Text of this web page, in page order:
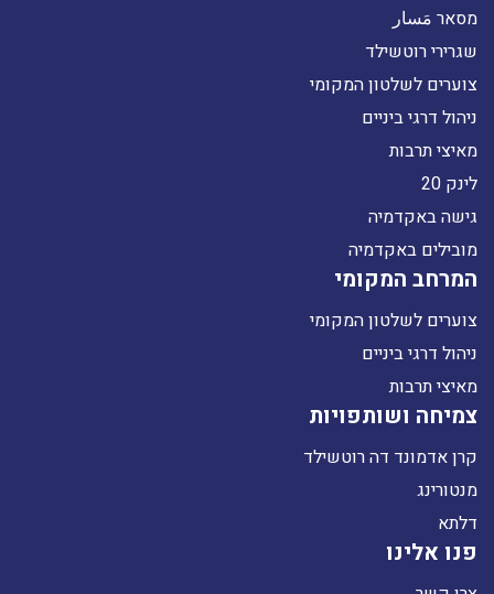
מסאר مَسار
שגרירי רוטשילד
צוערים לשלטון המקומי
ניהול דרגי ביניים
מאיצי תרבות
לינק 20
גישה באקדמיה
מובילים באקדמיה
המרחב המקומי
צוערים לשלטון המקומי
ניהול דרגי ביניים
מאיצי תרבות
צמיחה ושותפויות
קרן אדמונד דה רוטשילד
מנטורינג
דלתא
פנו אלינו